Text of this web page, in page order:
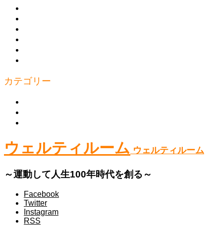
カテゴリー
ウェルティルーム ウェルティルーム
～運動して人生100年時代を創る～
Facebook
Twitter
Instagram
RSS